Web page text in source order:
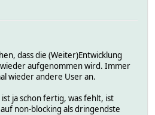
dass die (Weiter)Entwicklung
wieder aufgenommen wird. Immer
wieder andere User an.
ja schon fertig, was fehlt, ist
non-blocking als dringendste